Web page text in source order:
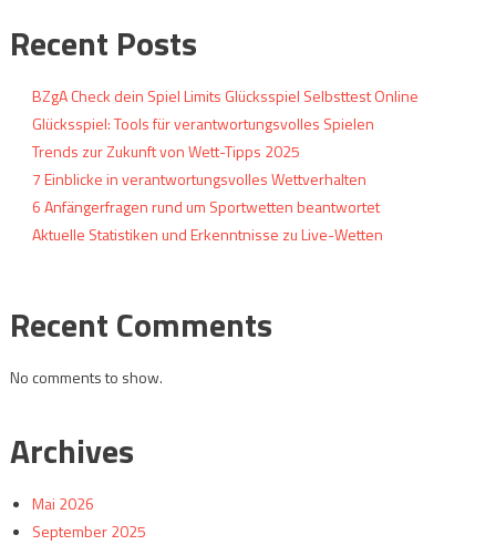
Recent Posts
BZgA Check dein Spiel Limits Glücksspiel Selbsttest Online
Glücksspiel: Tools für verantwortungsvolles Spielen
Trends zur Zukunft von Wett-Tipps 2025
7 Einblicke in verantwortungsvolles Wettverhalten
6 Anfängerfragen rund um Sportwetten beantwortet
Aktuelle Statistiken und Erkenntnisse zu Live-Wetten
Recent Comments
No comments to show.
Archives
Mai 2026
September 2025